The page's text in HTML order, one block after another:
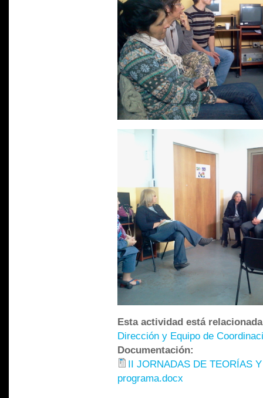
Esta actividad está
Dirección y Equipo de
Documentación:
II JORNADAS DE TEORÍAS
programa.docx